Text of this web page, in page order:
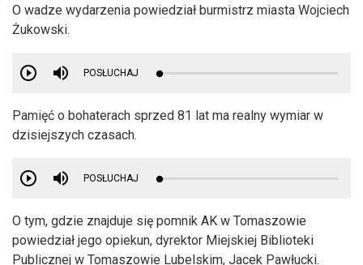
O wadze wydarzenia powiedział burmistrz miasta Wojciech
Żukowski.
POSŁUCHAJ
Pamięć o bohaterach sprzed 81 lat ma realny wymiar w
dzisiejszych czasach.
POSŁUCHAJ
O tym, gdzie znajduje się pomnik AK w Tomaszowie
powiedział jego opiekun, dyrektor Miejskiej Biblioteki
Publicznej w Tomaszowie Lubelskim, Jacek Pawłucki.